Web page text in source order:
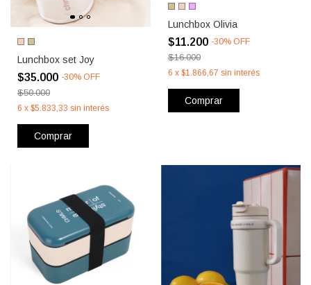
Lunchbox set Joy
$35.000 -30% OFF
$50.000
6 x $5.833,33 sin interés
Comprar
Lunchbox Olivia
$11.200 -30% OFF
$16.000
6 x $1.866,67 sin interés
Comprar